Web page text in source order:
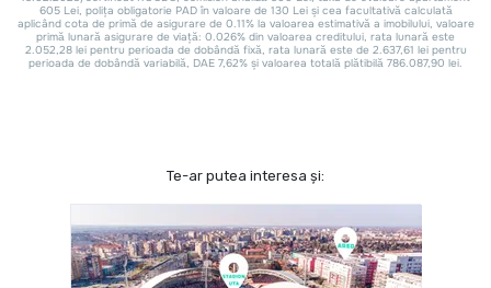
Te-ar putea interesa și: